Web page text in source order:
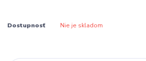
Dostupnosť Nie je skladom